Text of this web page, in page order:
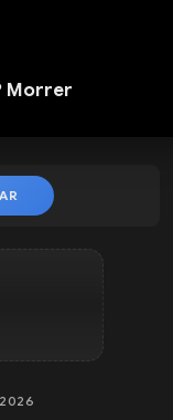
Morrer